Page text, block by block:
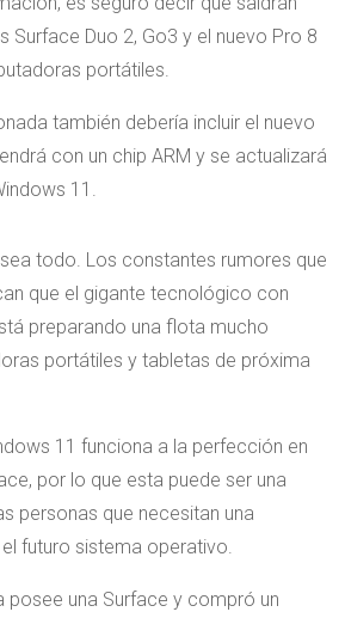
Surface Duo 2, Go3 y el nuevo Pro 8
portátiles.
también debería incluir el nuevo
con un chip ARM y se actualizará
11.
todo. Los constantes rumores que
que el gigante tecnológico con
preparando una flota mucho
portátiles y tabletas de próxima
11 funciona a la perfección en
por lo que esta puede ser una
personas que necesitan una
futuro sistema operativo.
posee una Surface y compró un